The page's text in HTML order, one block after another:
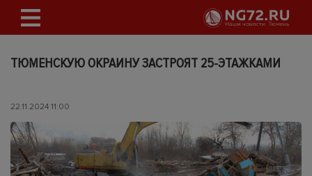
ТЮМЕНСКУЮ ОКРАИНУ ЗАСТРОЯТ 25-ЭТАЖКАМИ
22.11.2024 11:00